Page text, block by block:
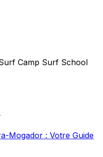
Camp Surf School
Mogador : Votre Guide